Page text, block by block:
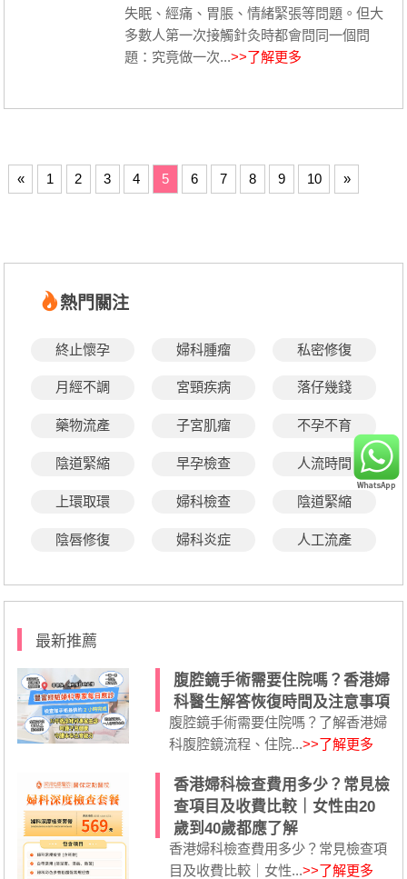
失眠、經痛、胃脹、情緒緊張等問題。但大
多數人第一次接觸針灸時都會問同一個問
題：究竟做一次...>>了解更多
« 1 2 3 4 5 6 7 8 9 10 »
熱門關注
終止懷孕 婦科腫瘤 私密修復
月經不調 宮頸疾病 落仔幾錢
藥物流產 子宮肌瘤 不孕不育
陰道緊縮 早孕檢查 人流時間
上環取環 婦科檢查 陰道緊縮
陰唇修復 婦科炎症 人工流產
最新推薦
腹腔鏡手術需要住院嗎？香港婦
科醫生解答恢復時間及注意事項
腹腔鏡手術需要住院嗎？了解香港婦
科腹腔鏡流程、住院...>>了解更多
香港婦科檢查費用多少？常見檢
查項目及收費比較｜女性由20
歲到40歲都應了解
香港婦科檢查費用多少？常見檢查項
目及收費比較｜女性...>>了解更多